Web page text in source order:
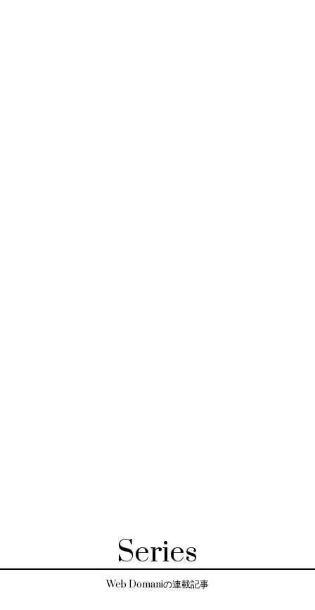
Series
Web Domaniの連載記事